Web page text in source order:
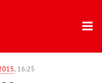
, 16:25